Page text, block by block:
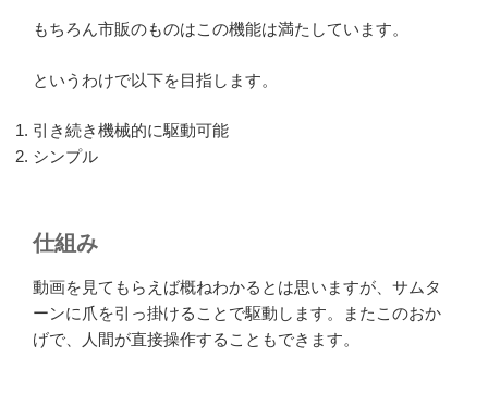
もちろん市販のものはこの機能は満たしています。
というわけで以下を目指します。
引き続き機械的に駆動可能
シンプル
仕組み
動画を見てもらえば概ねわかるとは思いますが、サムタ
ーンに爪を引っ掛けることで駆動します。またこのおか
げで、人間が直接操作することもできます。